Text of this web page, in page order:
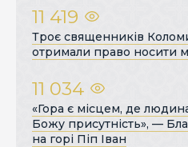
11 419
Троє священників
отримали право носити
11 034
«Гора є місцем, де
Божу присутність», —
на горі Піп Іван